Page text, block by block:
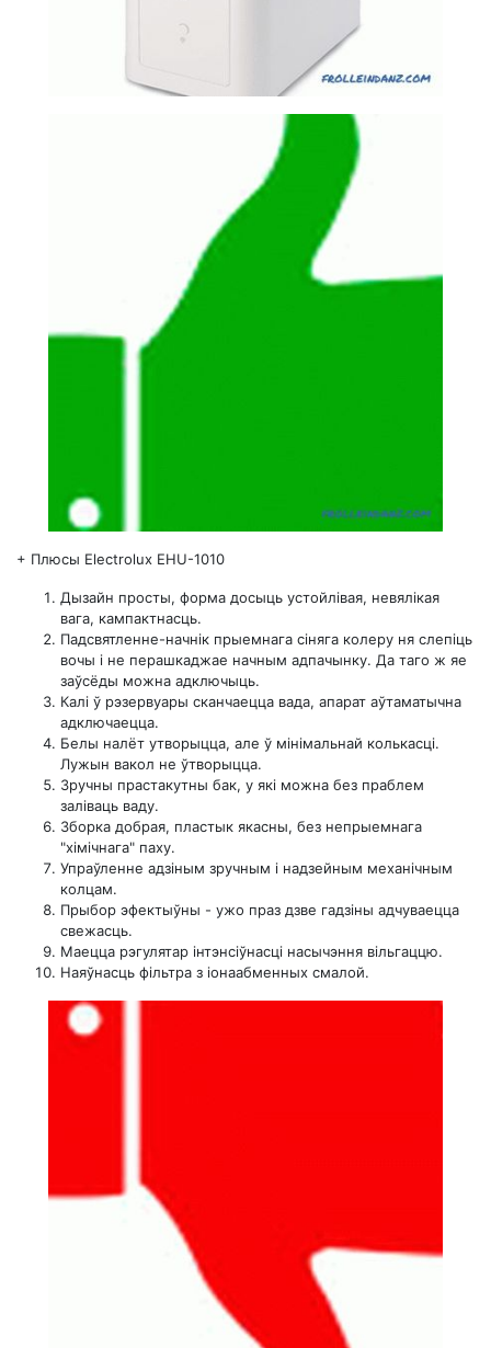
+ Плюсы Electrolux EHU-1010
Дызайн просты, форма досыць устойлівая, невялікая
вага, кампактнасць.
Падсвятленне-начнік прыемнага сіняга колеру ня слепіць
вочы і не перашкаджае начным адпачынку. Да таго ж яе
заўсёды можна адключыць.
Калі ў рэзервуары сканчаецца вада, апарат аўтаматычна
адключаецца.
Белы налёт утворыцца, але ў мінімальнай колькасці.
Лужын вакол не ўтворыцца.
Зручны прастакутны бак, у які можна без праблем
заліваць ваду.
Зборка добрая, пластык якасны, без непрыемнага
"хімічнага" паху.
Упраўленне адзіным зручным і надзейным механічным
колцам.
Прыбор эфектыўны - ужо праз дзве гадзіны адчуваецца
свежасць.
Маецца рэгулятар інтэнсіўнасці насычэння вільгаццю.
Наяўнасць фільтра з іонаабменных смалой.